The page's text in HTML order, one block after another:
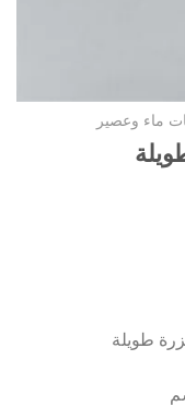
ماء وعصير
طويلة